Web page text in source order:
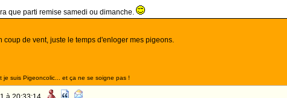
que parti remise samedi ou dimanche.
coup de vent, juste le temps d'enloger mes pigeons.
je suis Pigeoncolic... et ça ne se soigne pas !